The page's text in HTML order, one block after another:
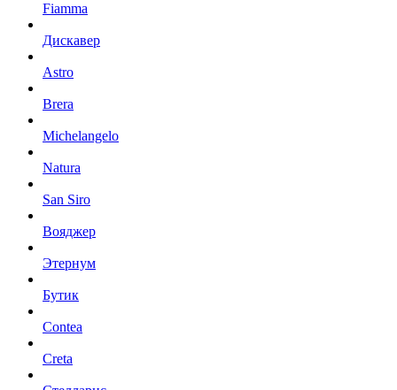
Fiamma
Дискавер
Astro
Brera
Michelangelo
Natura
San Siro
Вояджер
Этернум
Бутик
Contea
Creta